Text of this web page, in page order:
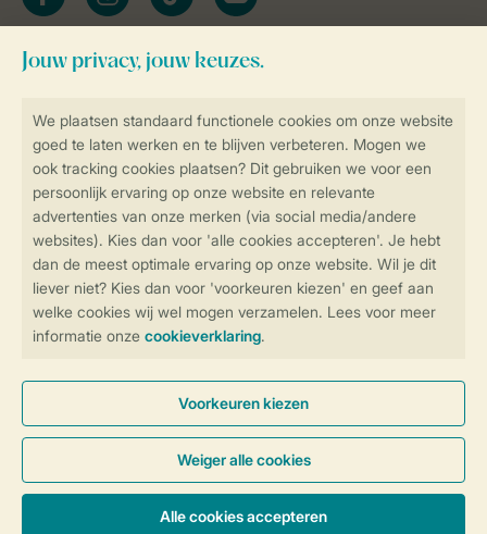
Controle over jouw gegevens &
Instellingen wijzigen
Veilig en snel online boeken
Veilige gegevensoverdracht
Veilige betaling
Blijf op de hoogte
Algemene Voorwaarden Privacy Notice
Cookies en banners
Toegankelijkheid © 2026 Landal